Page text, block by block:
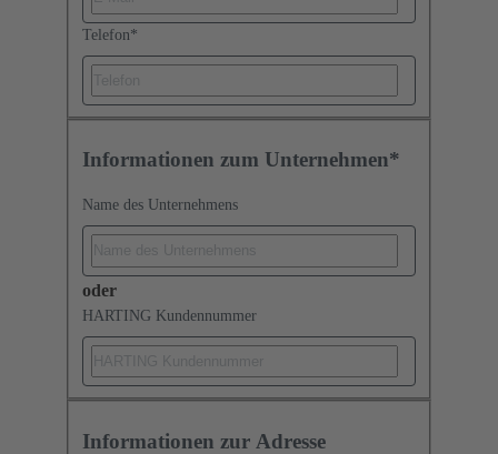
Telefon*
Informationen zum Unternehmen*
Name des Unternehmens
oder
HARTING Kundennummer
Informationen zur Adresse